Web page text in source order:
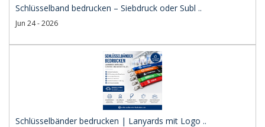
Schlüsselband bedrucken – Siebdruck oder Subl ..
Jun 24 - 2026
Schlüsselbänder bedrucken | Lanyards mit Logo ..